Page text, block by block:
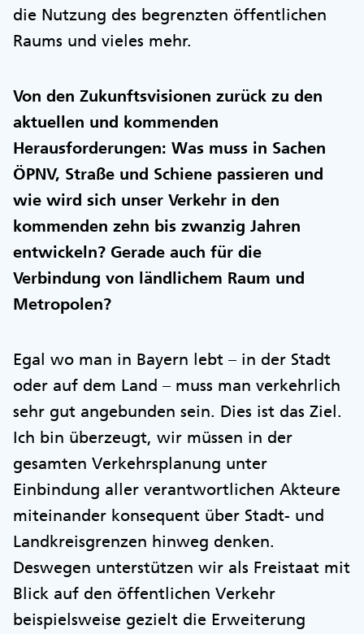
die Nutzung des begrenzten öffentlichen
Raums und vieles mehr.
Von den Zukunftsvisionen zurück zu den
aktuellen und kommenden
Herausforderungen: Was muss in Sachen
ÖPNV, Straße und Schiene passieren und
wie wird sich unser Verkehr in den
kommenden zehn bis zwanzig Jahren
entwickeln? Gerade auch für die
Verbindung von ländlichem Raum und
Metropolen?
Egal wo man in Bayern lebt – in der Stadt
oder auf dem Land – muss man verkehrlich
sehr gut angebunden sein. Dies ist das Ziel.
Ich bin überzeugt, wir müssen in der
gesamten Verkehrsplanung unter
Einbindung aller verantwortlichen Akteure
miteinander konsequent über Stadt- und
Landkreisgrenzen hinweg denken.
Deswegen unterstützen wir als Freistaat mit
Blick auf den öffentlichen Verkehr
beispielsweise gezielt die Erweiterung